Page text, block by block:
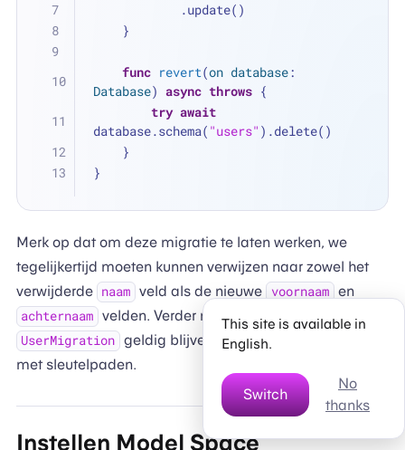
            .update()
    }
func revert(on database
Database) async throws {
try await
database.schema( "users" ).delete()
    }
}
Merk op dat om deze migratie te laten werken, we
tegelijkertijd moeten kunnen verwijzen naar zowel het
verwijderde naam veld als de nieuwe voornaam en
achternaam velden. Verder moet de originele
UserMigration geldig blijven. Dit zou niet mogelijk zijn
met sleutelpaden.
Instellen Model Space
This site is available in
English.
Switch
No
thanks